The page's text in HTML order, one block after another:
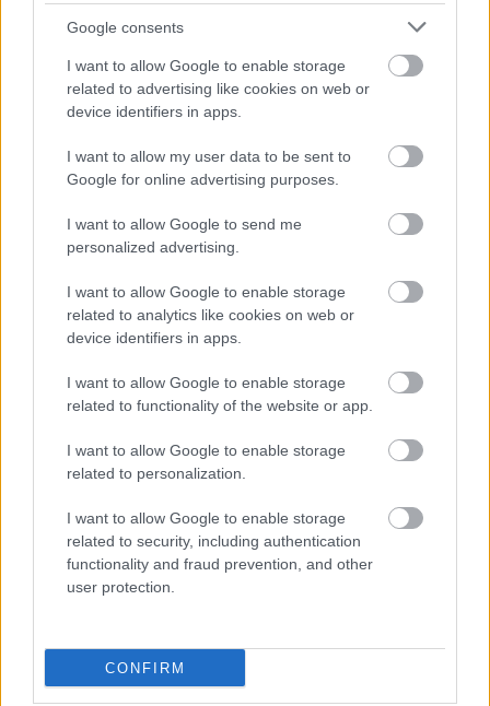
Google consents
I want to allow Google to enable storage
related to advertising like cookies on web or
device identifiers in apps.
I want to allow my user data to be sent to
Google for online advertising purposes.
I want to allow Google to send me
personalized advertising.
I want to allow Google to enable storage
related to analytics like cookies on web or
device identifiers in apps.
I want to allow Google to enable storage
related to functionality of the website or app.
I want to allow Google to enable storage
related to personalization.
I want to allow Google to enable storage
related to security, including authentication
functionality and fraud prevention, and other
user protection.
CONFIRM
közepes abroncsokkal próbált előnyt szerezni, ám
a taktika nem jött be.
EZEKET IS AJÁNLJUK
FORMA-1
döntött a Ferrari Sainz és Ricciardo
között
FORMA-1
Christian Horner lehet a Williams
megmentője
FORMA-1
suttognak a Red Bullnál
hiszen Liam Lawson a hetedik helyre kvalifikált,
közvetlenül a Haas újonca, Ollie Bearman mögé.